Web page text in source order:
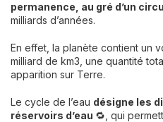
permanence, au gré d’un
milliards d’années.
En effet, la planète contient un
milliard de km3, une quantité
apparition sur Terre.
Le cycle de l’eau désigne les
réservoirs d’eau 🔁, qui